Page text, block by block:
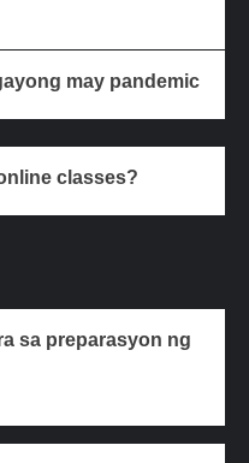
may pandemic
classes?
sa preparasyon ng